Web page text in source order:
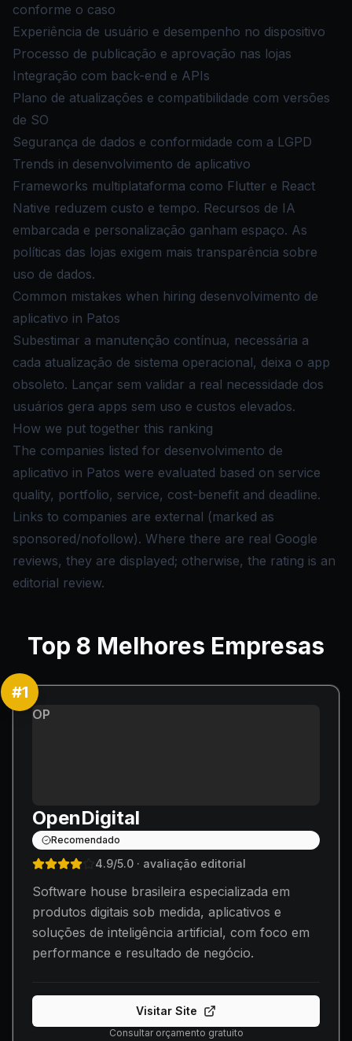
conforme o caso
Experiência de usuário e desempenho no dispositivo
Processo de publicação e aprovação nas lojas
Integração com back-end e APIs
Plano de atualizações e compatibilidade com versões
de SO
Segurança de dados e conformidade com a LGPD
Trends in desenvolvimento de aplicativo
Frameworks multiplataforma como Flutter e React
Native reduzem custo e tempo. Recursos de IA
embarcada e personalização ganham espaço. As
políticas das lojas exigem mais transparência sobre
uso de dados.
Common mistakes when hiring desenvolvimento de
aplicativo in Patos
Subestimar a manutenção contínua, necessária a
cada atualização de sistema operacional, deixa o app
obsoleto. Lançar sem validar a real necessidade dos
usuários gera apps sem uso e custos elevados.
How we put together this ranking
The companies listed for desenvolvimento de
aplicativo in Patos were evaluated based on service
quality, portfolio, service, cost-benefit and deadline.
Links to companies are external (marked as
sponsored/nofollow). Where there are real Google
reviews, they are displayed; otherwise, the rating is an
editorial review.
Top 8 Melhores Empresas
#1
OP
OpenDigital
Recomendado
4.9/5.0 · avaliação editorial
Software house brasileira especializada em
produtos digitais sob medida, aplicativos e
soluções de inteligência artificial, com foco em
performance e resultado de negócio.
Visitar Site
Consultar orçamento gratuito